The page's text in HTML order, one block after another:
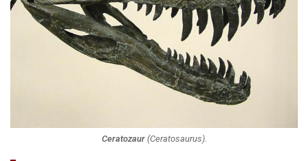
Ceratozaur(Ceratosaurus).